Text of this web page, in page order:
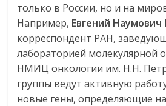
только в России, но и на
Например, Евгений Наумович
корреспондент РАН,
лабораторией молекулярной
НМИЦ онкологии им. Н.Н.
группы ведут активную
новые гены, определяющие